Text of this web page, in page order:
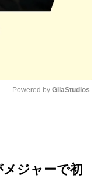
Powered by GliaStudios
メジャーで初